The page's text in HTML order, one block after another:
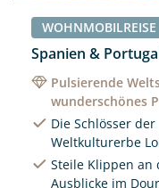
WOHNMOBILREISE
Spanien &
Pulsierende
wunderschönes
Die Schlösser
Weltkulturerbe
Steile Klippen an
Ausblicke im